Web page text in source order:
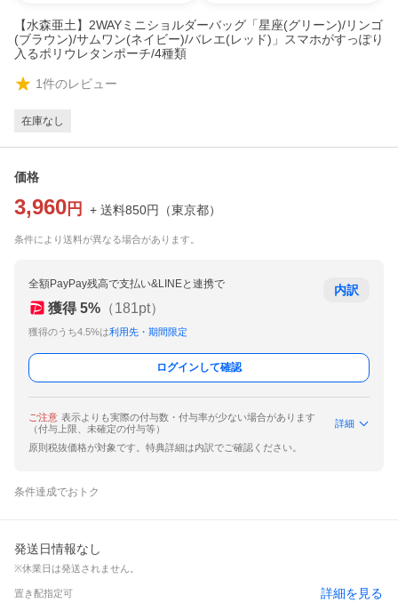
【水森亜土】2WAYミニショルダーバッグ「星座(グリーン)/リンゴ
(ブラウン)/サムワン(ネイビー)/バレエ(レッド)」スマホがすっぽり
入るポリウレタンポーチ/4種類
1件のレビュー
在庫なし
価格
3,960 円 + 送料850円 （東京都）
条件により送料が異なる場合があります。
全額PayPay残高で支払い&LINEと連携で
獲得 5% （181pt）
獲得のうち4.5%は利用先・期間限定
内訳
ログインして確認
ご注意 表示よりも実際の付与数・付与率が少ない場合があります
（付与上限、未確定の付与等）
詳細
原則税抜価格が対象です。特典詳細は内訳でご確認ください。
条件達成でおトク
発送日情報なし
※休業日は発送されません。
置き配指定可 詳細を見る